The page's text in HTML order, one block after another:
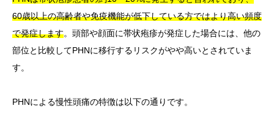
60歳以上の高齢者や免疫機能が低下している方ではより高い頻度
で発症します。頭部や顔面に帯状疱疹が発症した場合には、他の
部位と比較してPHNに移行するリスクがやや高いとされていま
す。
PHNによる慢性頭痛の特徴は以下の通りです。